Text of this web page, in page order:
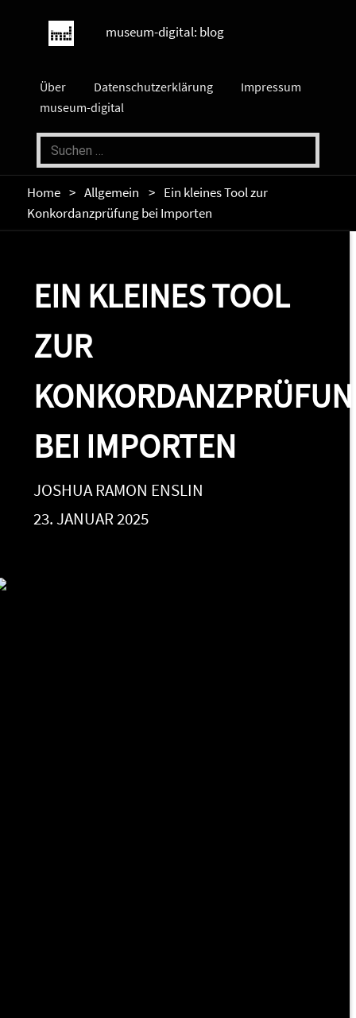
museum-digital: blog
Über Datenschutzerklärung
Impressum
museum-digital
Home Allgemein
Ein kleines Tool zur
Konkordanzprüfung bei Importen
EIN KLEINES TOOL
ZUR
BEI IMPORTEN
JOSHUA RAMON ENSLIN
23. JANUAR 2025